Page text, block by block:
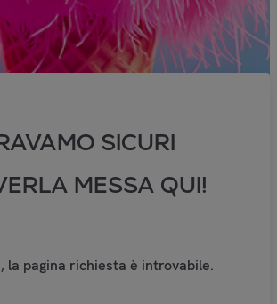
SICURI
MESSA QUI!
la pagina richiesta è introvabile.